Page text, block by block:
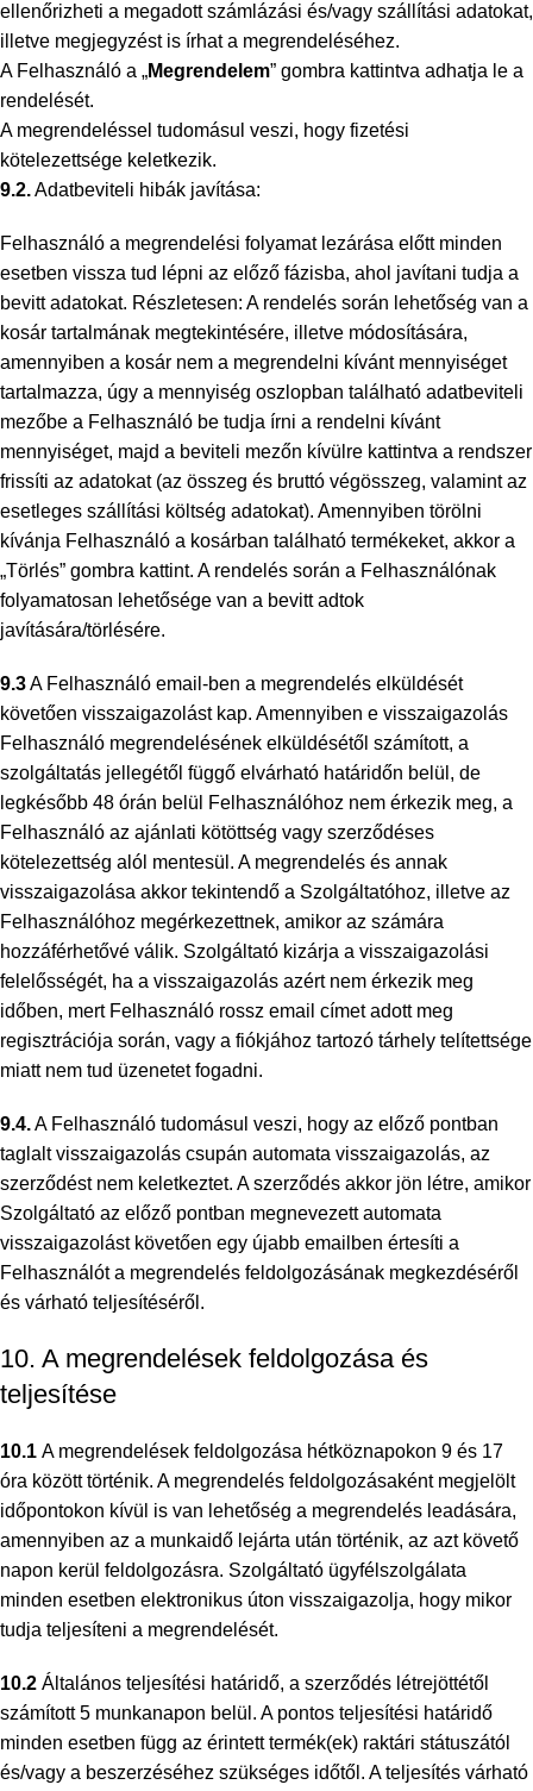
ellenőrizheti a megadott számlázási és/vagy szállítási adatokat,
illetve megjegyzést is írhat a megrendeléséhez.
A Felhasználó a „Megrendelem” gombra kattintva adhatja le a
rendelését.
A megrendeléssel tudomásul veszi, hogy fizetési
kötelezettsége keletkezik.
9.2.Adatbeviteli hibák javítása:
Felhasználó a megrendelési folyamat lezárása előtt minden
esetben vissza tud lépni az előző fázisba, ahol javítani tudja a
bevitt adatokat. Részletesen: A rendelés során lehetőség van a
kosár tartalmának megtekintésére, illetve módosítására,
amennyiben a kosár nem a megrendelni kívánt mennyiséget
tartalmazza, úgy a mennyiség oszlopban található adatbeviteli
mezőbe a Felhasználó be tudja írni a rendelni kívánt
mennyiséget, majd a beviteli mezőn kívülre kattintva a rendszer
frissíti az adatokat (az összeg és bruttó végösszeg, valamint az
esetleges szállítási költség adatokat). Amennyiben törölni
kívánja Felhasználó a kosárban található termékeket, akkor a
„Törlés” gombra kattint. A rendelés során a Felhasználónak
folyamatosan lehetősége van a bevitt adtok
javítására/törlésére.
9.3A Felhasználó email-ben a megrendelés elküldését
követően visszaigazolást kap. Amennyiben e visszaigazolás
Felhasználó megrendelésének elküldésétől számított, a
szolgáltatás jellegétől függő elvárható határidőn belül, de
legkésőbb 48 órán belül Felhasználóhoz nem érkezik meg, a
Felhasználó az ajánlati kötöttség vagy szerződéses
kötelezettség alól mentesül. A megrendelés és annak
visszaigazolása akkor tekintendő a Szolgáltatóhoz, illetve az
Felhasználóhoz megérkezettnek, amikor az számára
hozzáférhetővé válik. Szolgáltató kizárja a visszaigazolási
felelősségét, ha a visszaigazolás azért nem érkezik meg
időben, mert Felhasználó rossz email címet adott meg
regisztrációja során, vagy a fiókjához tartozó tárhely telítettsége
miatt nem tud üzenetet fogadni.
9.4.A Felhasználó tudomásul veszi, hogy az előző pontban
taglalt visszaigazolás csupán automata visszaigazolás, az
szerződést nem keletkeztet. A szerződés akkor jön létre, amikor
Szolgáltató az előző pontban megnevezett automata
visszaigazolást követően egy újabb emailben értesíti a
Felhasználót a megrendelés feldolgozásának megkezdéséről
és várható teljesítéséről.
10. A megrendelések feldolgozása és
teljesítése
10.1 A megrendelések feldolgozása hétköznapokon 9 és 17
óra között történik. A megrendelés feldolgozásaként megjelölt
időpontokon kívül is van lehetőség a megrendelés leadására,
amennyiben az a munkaidő lejárta után történik, az azt követő
napon kerül feldolgozásra. Szolgáltató ügyfélszolgálata
minden esetben elektronikus úton visszaigazolja, hogy mikor
tudja teljesíteni a megrendelését.
10.2 Általános teljesítési határidő, a szerződés létrejöttétől
számított 5 munkanapon belül. A pontos teljesítési határidő
minden esetben függ az érintett termék(ek) raktári státuszától
és/vagy a beszerzéséhez szükséges időtől. A teljesítés várható